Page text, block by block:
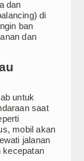
dan
di
ban
dan
untuk
saat
mobil akan
jalanan
kecepatan